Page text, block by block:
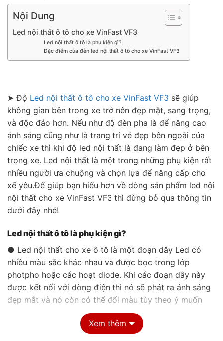
Nội Dung
Led nội thất ô tô cho xe VinFast VF3
Led nội thất ô tô là phụ kiện gì?
Đặc điểm của đèn led nội thất ô tô cho xe VinFast VF3
➤ Độ Led nội thất ô tô cho xe VinFast VF3 sẽ giúp
không gian bên trong xe trở nên đẹp mặt, sang trọng,
và độc đáo hơn. Nếu như độ đèn pha là để nâng cao
ánh sáng cũng như là trang trí vẻ đẹp bên ngoài của
chiếc xe thì khi độ led nội thất là đang làm đẹp ở bên
trong xe. Led nội thất là một trong những phụ kiện rất
nhiều người ưa chuộng và chọn lựa để nâng cấp cho
xế yêu.Để giúp bạn hiểu hơn về dòng sản phẩm led nội
nội thất cho xe VinFast VF3 thì đừng bỏ qua thông tin
dưới đây nhé!
Led nội thất ô tô là phụ kiện gì?
● Led nội thất cho xe ô tô là một đoạn dây Led có
nhiều màu sắc khác nhau và được bọc trong lớp
photpho hoặc các hoạt diode. Khi các đoạn dây này
được kết nối với dòng điện thì nó sẽ phát ra ánh sáng
đẹp mắt và nó còn có thể đổi màu tùy theo ý muốn
của người sử dụng. Loại đèn led này được điều khiển
thông qua Smartphone, màn hình ô tô hoặc là thiết bị
Xem thêm